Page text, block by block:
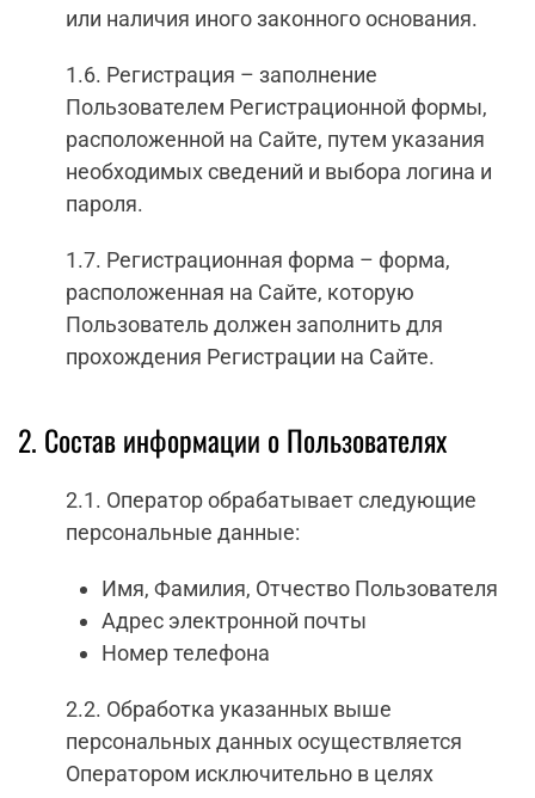
или наличия иного законного основания.
1.6. Регистрация – заполнение
Пользователем Регистрационной формы,
расположенной на Сайте, путем указания
необходимых сведений и выбора логина и
пароля.
1.7. Регистрационная форма – форма,
расположенная на Сайте, которую
Пользователь должен заполнить для
прохождения Регистрации на Сайте.
2. Состав информации о Пользователях
2.1. Оператор обрабатывает следующие
персональные данные:
Имя, Фамилия, Отчество Пользователя
Адрес электронной почты
Номер телефона
2.2. Обработка указанных выше
персональных данных осуществляется
Оператором исключительно в целях